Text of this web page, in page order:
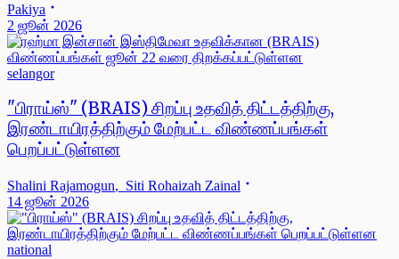
Pakiya
2 ஜூன் 2026
selangor
"பிராய்ஸ்" (BRAIS) சிறப்பு உதவித் திட்டத்திற்கு,
இரண்டாயிரத்திற்கும் மேற்பட்ட விண்ணப்பங்கள்
பெறப்பட்டுள்ளன
Shalini Rajamogun, Siti Rohaizah Zainal
14 ஜூன் 2026
national